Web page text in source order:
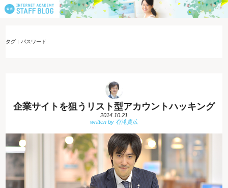
タグ：パスワード
企業サイトを狙うリスト型アカウントハッキング
2014.10.21